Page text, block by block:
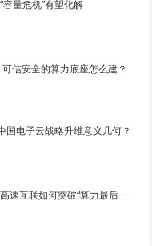
量危机”有望化解
信安全的算力底座怎么建？
国电子云战略升维意义几何？
速互联如何突破“算力最后一